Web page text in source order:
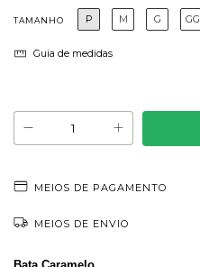
TAMANHO P M G GG
Guia de medidas
MEIOS DE PAGAMENTO
MEIOS DE ENVIO